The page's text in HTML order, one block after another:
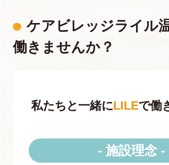
ケアビレッジライル
働きませんか？
私たちと一緒にLILEで働
- 施設理念 -